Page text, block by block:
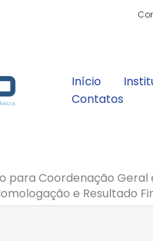
Início
Contatos
para Coordenação
e Resultado